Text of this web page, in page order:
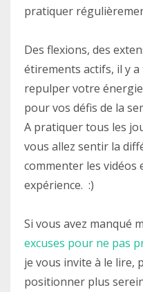
pratiquer
Des flexions, des
étirements actifs, il y
repulper votre
pour vos défis de la
A pratiquer tous les
vous allez sentir la
commenter les
expérience. :)
Si vous avez manqué
excuses pour ne pas
je vous invite à le lire,
positionner plus